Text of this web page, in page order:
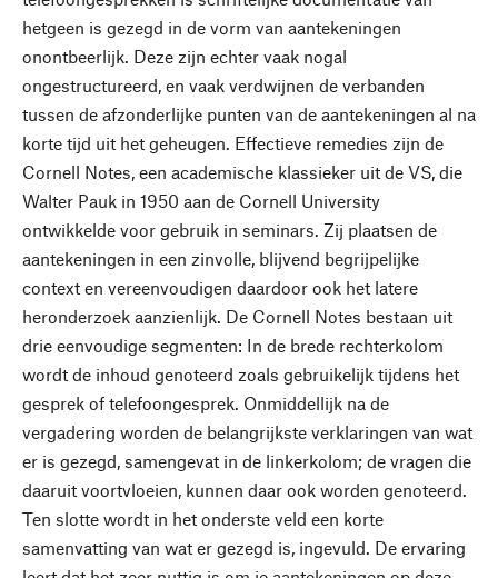
hetgeen is gezegd in de vorm van aantekeningen
onontbeerlijk. Deze zijn echter vaak nogal
ongestructureerd, en vaak verdwijnen de verbanden
tussen de afzonderlijke punten van de aantekeningen al na
korte tijd uit het geheugen. Effectieve remedies zijn de
Cornell Notes, een academische klassieker uit de VS, die
Walter Pauk in 1950 aan de Cornell University
ontwikkelde voor gebruik in seminars. Zij plaatsen de
aantekeningen in een zinvolle, blijvend begrijpelijke
context en vereenvoudigen daardoor ook het latere
heronderzoek aanzienlijk. De Cornell Notes bestaan uit
drie eenvoudige segmenten: In de brede rechterkolom
wordt de inhoud genoteerd zoals gebruikelijk tijdens het
gesprek of telefoongesprek. Onmiddellijk na de
vergadering worden de belangrijkste verklaringen van wat
er is gezegd, samengevat in de linkerkolom; de vragen die
daaruit voortvloeien, kunnen daar ook worden genoteerd.
Ten slotte wordt in het onderste veld een korte
samenvatting van wat er gezegd is, ingevuld. De ervaring